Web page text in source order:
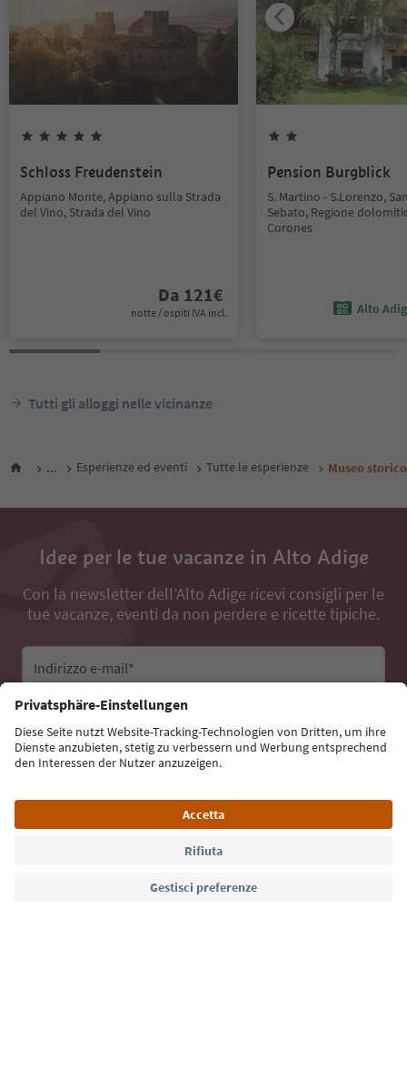
Schloss Freudenstein
Appiano Monte, Appiano sulla Strada
del Vino, Strada del Vino
Da 121€
notte / ospiti IVA incl.
Pension Burgblick
S. Martino - S.Lorenzo,
Sebato, Regione
Corones
Alto
Tutti gli alloggi nelle vicinanze
... Esperienze ed eventi Tutte le esperienze Museo
Idee per le tue vacanze in Alto Adige
Con la newsletter dell’Alto Adige ricevi consigli per le
tue vacanze, eventi da non perdere e ricette tipiche.
Indirizzo e-mail*
Iscriviti alla newsletter